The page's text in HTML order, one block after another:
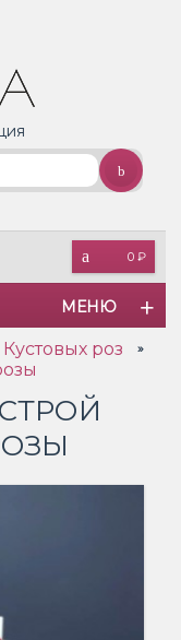
0 ₽
МЕНЮ
роз »